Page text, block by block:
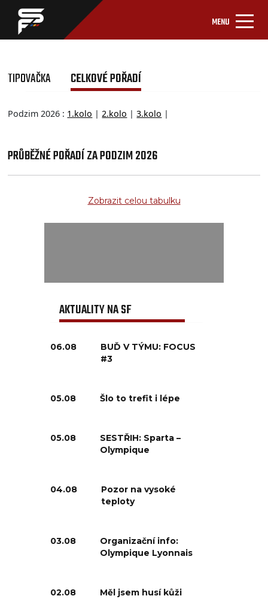
MENU
TIPOVAČKA CELKOVÉ POŘADÍ
Podzim 2026 : 1.kolo |2.kolo |3.kolo |
PRŮBĚŽNÉ POŘADÍ ZA PODZIM 2026
Zobrazit celou tabulku
AKTUALITY NA SF
06.08
BUĎ V TÝMU: FOCUS
#3
05.08 Šlo to trefit i lépe
05.08
SESTŘIH: Sparta –
Olympique
04.08
Pozor na vysoké
teploty
03.08
Organizační info:
Olympique Lyonnais
02.08 Měl jsem husí kůži